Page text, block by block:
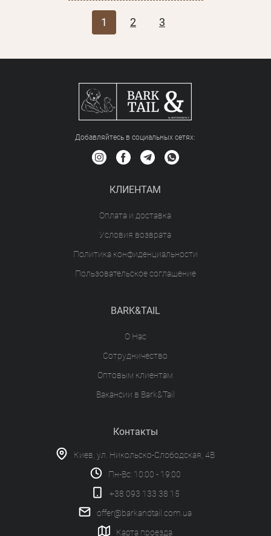
1 2 3
Добавляйтесь в социальных сетяx:
КЛИЕНТАМ
Оплата и доставка
Условия возврата
Политика конфиденциальности
Пользовательское соглашение
BARK&TAIL
О Нас
Сотрудничество
Оптовым клиентам
Вакансии в Bark&Tail
Контакты
Киев, ул. Никольско-Слободская, 4В
Пн-Вс: 10:00 - 19:00
+38 093 133 38 15
offer@barkandtail.com.ua
Карта проезда